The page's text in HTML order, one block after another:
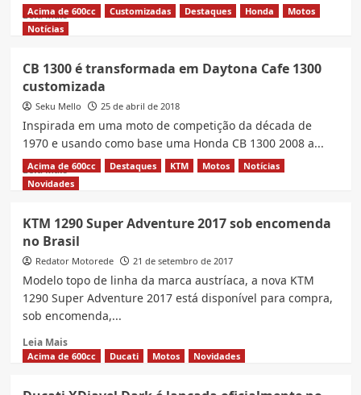
ao
Brasil
Leia MaisRead
Hayabusa
sai
de
linha
isso
não
é
triste,
entenda
Acima de 600cc Customizadas Destaques Honda
Motos
Notícias
CB 1300 é transformada em Daytona Cafe 1300
customizada
Seku Mello 25 de abril de 2018
Inspirada em uma moto de competição da década de
1970 e usando como base uma Honda CB 1300 2008 a...
Leia MaisRead
more
1300
é
transformada
em
Daytona
Cafe
1300
Acima de 600cc Destaques KTM Motos
Notícias
Novidades
KTM 1290 Super Adventure 2017 sob encomenda
no Brasil
Redator Motorede 21 de setembro de 2017
Modelo topo de linha da marca austríaca, a nova KTM
1290 Super Adventure 2017 está disponível para compra,
sob encomenda,...
Leia MaisRead
more
Acima de 600cc Ducati Motos Novidades